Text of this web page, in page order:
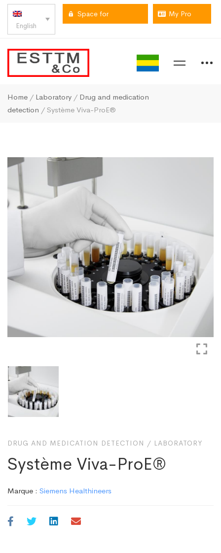
English
Space for My Pro
Home / Laboratory / Drug and medication
detection / Système Viva-ProE®
DRUG AND MEDICATION DETECTION / LABORATORY
Système Viva-ProE®
Marque : Siemens Healthineers